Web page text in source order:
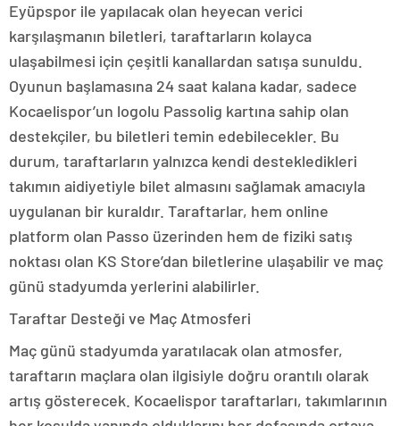
Eyüpspor ile yapılacak olan heyecan verici
karşılaşmanın biletleri, taraftarların kolayca
ulaşabilmesi için çeşitli kanallardan satışa sunuldu.
Oyunun başlamasına 24 saat kalana kadar, sadece
Kocaelispor’un logolu Passolig kartına sahip olan
destekçiler, bu biletleri temin edebilecekler. Bu
durum, taraftarların yalnızca kendi destekledikleri
takımın aidiyetiyle bilet almasını sağlamak amacıyla
uygulanan bir kuraldır. Taraftarlar, hem online
platform olan Passo üzerinden hem de fiziki satış
noktası olan KS Store’dan biletlerine ulaşabilir ve maç
günü stadyumda yerlerini alabilirler.
Taraftar Desteği ve Maç Atmosferi
Maç günü stadyumda yaratılacak olan atmosfer,
taraftarın maçlara olan ilgisiyle doğru orantılı olarak
artış gösterecek. Kocaelispor taraftarları, takımlarının